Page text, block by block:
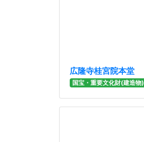
広隆寺桂宮院本堂
国宝・重要文化財(建造物)